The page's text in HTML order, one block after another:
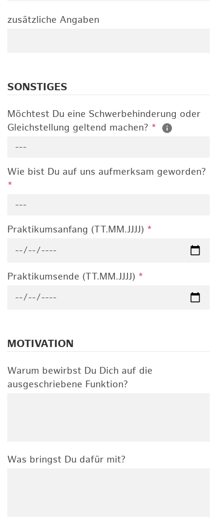
zusätzliche Angaben
SONSTIGES
Möchtest Du eine Schwerbehinderung oder
Gleichstellung geltend machen? *
---
Wie bist Du auf uns aufmerksam geworden?
*
---
Praktikumsanfang (TT.MM.JJJJ) *
Praktikumsende (TT.MM.JJJJ) *
MOTIVATION
Warum bewirbst Du Dich auf die
ausgeschriebene Funktion?
Was bringst Du dafür mit?